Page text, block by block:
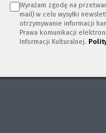
Wyrażam zgodę na
mail) w celu wysyłki
otrzymywanie informacji
Prawa komunikacji
Informacji Kulturalnej.